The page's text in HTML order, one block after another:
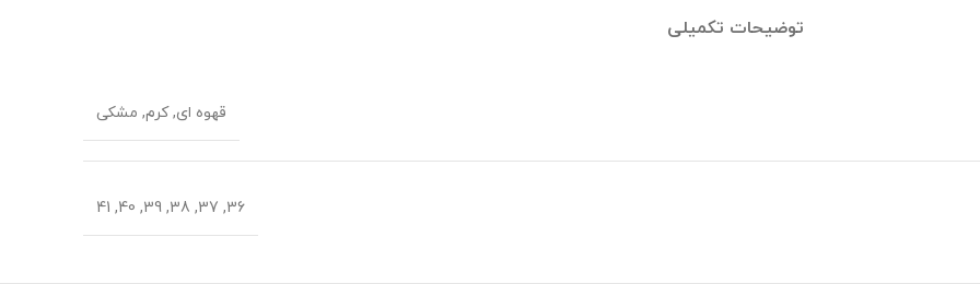
توضیحات تکمیلی
قهوه ای, کرم, مشکی
36, 37, 38, 39, 40, 41